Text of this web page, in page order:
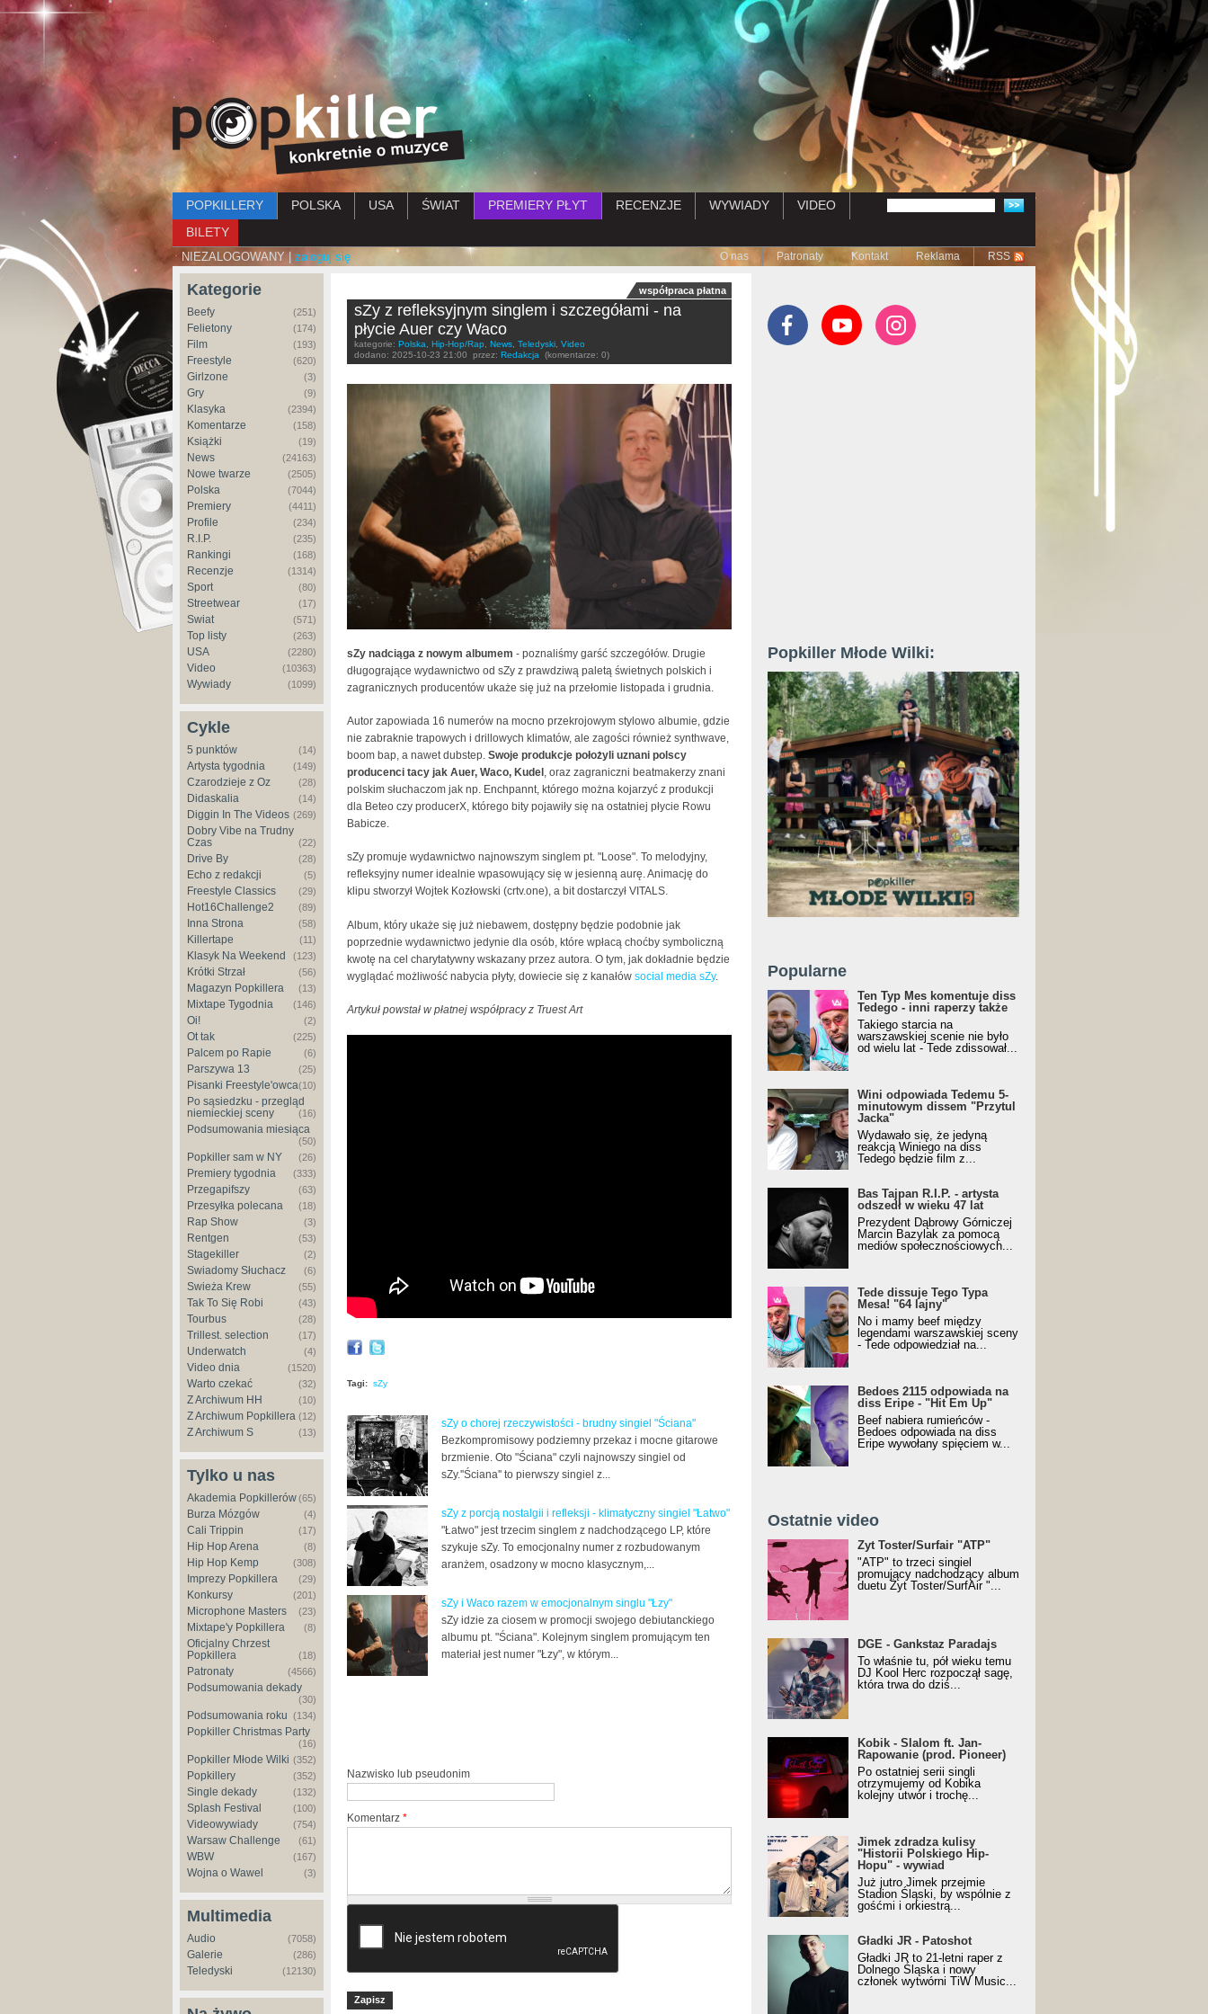
Przejdź do treści
Menu główne
POPKILLERY POLSKA USA ŚWIAT PREMIERY PŁYT RECENZJE WYWIADY
VIDEO
BILETY
NIEZALOGOWANY | zaloguj się Submenu
O nas Patronaty Kontakt Reklama RSS
Kategorie
Beefy (251)
Felietony (174)
Film (193)
Freestyle (620)
Girlzone (3)
Gry (9)
Klasyka (2394)
Komentarze (158)
Książki (19)
News (24163)
Nowe twarze (2505)
Polska (7044)
Premiery (4411)
Profile (234)
R.I.P. (235)
Rankingi (168)
Recenzje (1314)
Sport (80)
Streetwear (17)
Świat (571)
Top listy (263)
USA (2280)
Video (10363)
Wywiady (1099)
Cykle
5 punktów (14)
Artysta tygodnia (149)
Czarodzieje z Oz (28)
Didaskalia (14)
Diggin In The Videos (269)
Dobry Vibe na Trudny
Czas
(22)
Drive By (28)
Echo z redakcji (5)
Freestyle Classics (29)
Hot16Challenge2 (89)
Inna Strona (58)
Killertape (11)
Klasyk Na Weekend (123)
Krótki Strzał (56)
Magazyn Popkillera (13)
Mixtape Tygodnia (146)
Oi! (2)
Ot tak (225)
Palcem po Rapie (6)
Parszywa 13 (25)
Pisanki Freestyle'owca(10)
Po sąsiedzku - przegląd
niemieckiej sceny
(16)
Podsumowania miesiąca
(50)
Popkiller sam w NY (26)
Premiery tygodnia (333)
Przegapifszy (63)
Przesyłka polecana (18)
Rap Show (3)
Rentgen (53)
Stagekiller (2)
Świadomy Słuchacz (6)
Świeża Krew (55)
Tak To Się Robi (43)
Tourbus (28)
Trillest. selection (17)
Underwatch (4)
Video dnia (1520)
Warto czekać (32)
Z Archiwum HH (10)
Z Archiwum Popkillera (12)
Z Archiwum S (13)
Tylko u nas
Akademia Popkillerów(65)
Burza Mózgów (4)
Cali Trippin (17)
Hip Hop Arena (8)
Hip Hop Kemp (308)
Imprezy Popkillera (29)
Konkursy (201)
Microphone Masters (23)
Mixtape'y Popkillera (8)
Oficjalny Chrzest
Popkillera
(18)
Patronaty (4566)
Podsumowania dekady
(30)
Podsumowania roku (134)
Popkiller Christmas Party
(16)
Popkiller Młode Wilki (352)
Popkillery (352)
Single dekady (132)
Splash Festival (100)
Videowywiady (754)
Warsaw Challenge (61)
WBW (167)
Wojna o Wawel (3)
Multimedia
Audio (7058)
Galerie (286)
Teledyski (12130)
współpraca płatna
sZy z refleksyjnym singlem i szczegółami - na
płycie Auer czy Waco
kategorie: Polska Hip-Hop/Rap News Teledyski Video
dodano: 2025-10-23 21:00 przez: Redakcja (komentarze: 0)
sZy nadciąga z nowym albumem - poznaliśmy garść szczegółów. Drugie
długogrające wydawnictwo od sZy z prawdziwą paletą świetnych polskich i
zagranicznych producentów ukaże się już na przełomie listopada i grudnia.
Autor zapowiada 16 numerów na mocno przekrojowym stylowo albumie, gdzie
nie zabraknie trapowych i drillowych klimatów, ale zagości również synthwave,
boom bap, a nawet dubstep. Swoje produkcje położyli uznani polscy
producenci tacy jak Auer, Waco, Kudel , oraz zagraniczni beatmakerzy znani
polskim słuchaczom jak np. Enchpannt, którego można kojarzyć z produkcji
dla Beteo czy producerX, którego bity pojawiły się na ostatniej płycie Rowu
Babicze.
sZy promuje wydawnictwo najnowszym singlem pt. "Loose". To melodyjny,
refleksyjny numer idealnie wpasowujący się w jesienną aurę. Animację do
klipu stworzył Wojtek Kozłowski (crtv.one), a bit dostarczył VITALS.
Album, który ukaże się już niebawem, dostępny będzie podobnie jak
poprzednie wydawnictwo jedynie dla osób, które wpłacą choćby symboliczną
kwotę na cel charytatywny wskazany przez autora. O tym, jak dokładnie będzie
wyglądać możliwość nabycia płyty, dowiecie się z kanałów social media sZy.
Artykuł powstał w płatnej współpracy z Truest Art
Tagi: sZy
sZy o chorej rzeczywistości - brudny singiel "Ściana"
Bezkompromisowy podziemny przekaz i mocne gitarowe
brzmienie. Oto "Ściana" czyli najnowszy singiel od
sZy.''Ściana'' to pierwszy singiel z...
sZy z porcją nostalgii i refleksji - klimatyczny singiel "Łatwo"
"Łatwo" jest trzecim singlem z nadchodzącego LP, które
szykuje sZy. To emocjonalny numer z rozbudowanym
aranżem, osadzony w mocno klasycznym,...
sZy i Waco razem w emocjonalnym singlu "Łzy"
sZy idzie za ciosem w promocji swojego debiutanckiego
albumu pt. "Ściana". Kolejnym singlem promującym ten
materiał jest numer "Łzy", w którym...
Nazwisko lub pseudonim
Komentarz *
Popkiller Młode Wilki:
Popularne
Ten Typ Mes komentuje diss
Tedego - inni raperzy także
Takiego starcia na
warszawskiej scenie nie było
od wielu lat - Tede zdissował...
Wini odpowiada Tedemu 5-
minutowym dissem "Przytul
Jacka"
Wydawało się, że jedyną
reakcją Winiego na diss
Tedego będzie film z...
Bas Tajpan R.I.P. - artysta
odszedł w wieku 47 lat
Prezydent Dąbrowy Górniczej
Marcin Bazylak za pomocą
mediów społecznościowych...
Tede dissuje Tego Typa
Mesa! "64 lajny"
No i mamy beef między
legendami warszawskiej sceny
- Tede odpowiedział na...
Bedoes 2115 odpowiada na
diss Eripe - "Hit Em Up"
Beef nabiera rumieńców -
Bedoes odpowiada na diss
Eripe wywołany spięciem w...
Ostatnie video
Żyt Toster/SurfAir - ATP VIDEO
Żyt Toster/Surfair "ATP"
"ATP" to trzeci singiel
promujący nadchodzący album
duetu Żyt Toster/SurfAir "...
donGURALesko z nagrodą za
Klasyczny/Trueschoolowy
Album Roku (Popkillery 2023)
DGE - Gankstaz Paradajs
To właśnie tu, pół wieku temu
DJ Kool Herc rozpoczął sagę,
która trwa do dziś...
Kobik - Slalom ft. Jan-
Rapowanie (prod. Pioneer)
[Official Music Visualiser]
Kobik - Slalom ft. Jan-
Rapowanie (prod. Pioneer)
Po ostatniej serii singli
otrzymujemy od Kobika
kolejny utwór i trochę...
Jimek zdradza kulisy "Historii
Polskiego Hip-Hopu" - wywiad
Jimek zdradza kulisy
"Historii Polskiego Hip-
Hopu" - wywiad
Już jutro Jimek przejmie
Stadion Śląski, by wspólnie z
gośćmi i orkiestrą...
Gładki JR - Patoshot
Gładki JR - Patoshot
Gładki JR to 21-letni raper z
Dolnego Śląska i nowy
członek wytwórni TiW Music...